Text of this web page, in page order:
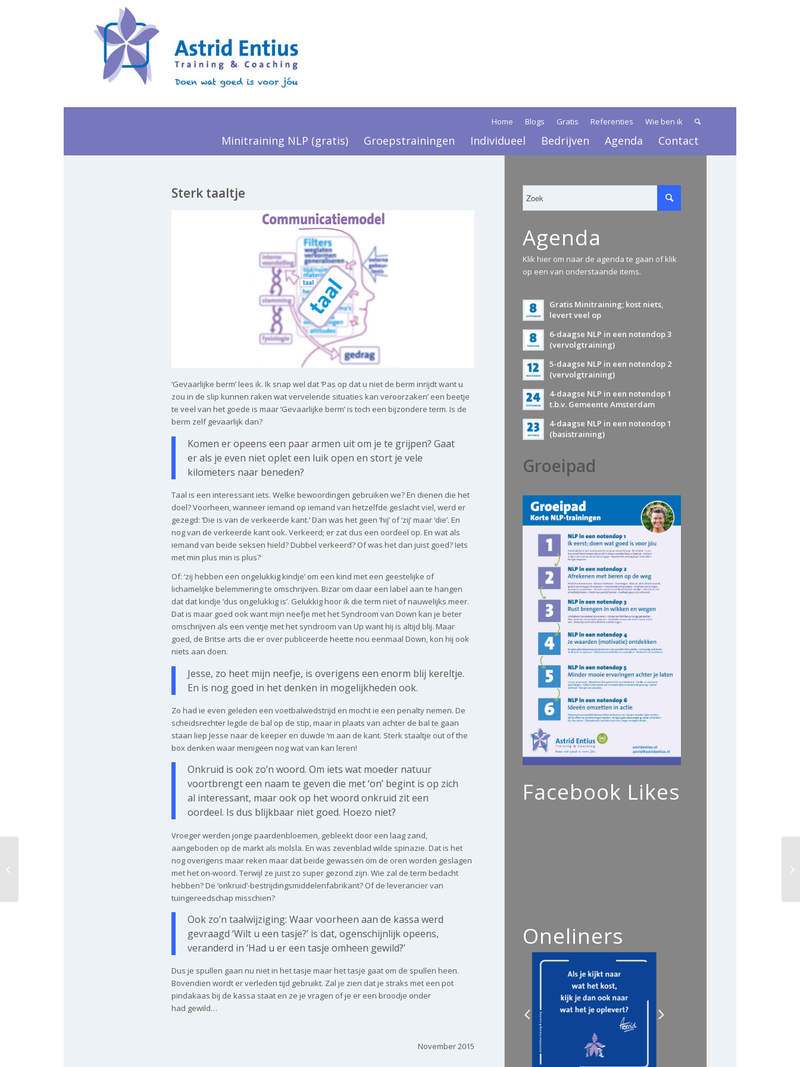
Home Blogs Gratis Referenties Wie ben ik
Minitraining NLP (gratis) Groepstrainingen Individueel Bedrijven Agenda Contact
Sterk taaltje
‘Gevaarlijke berm’ lees ik. Ik snap wel dat ‘Pas op dat u niet de berm inrijdt want u
zou in de slip kunnen raken wat vervelende situaties kan veroorzaken’ een beetje
te veel van het goede is maar ‘Gevaarlijke berm’ is toch een bijzondere term. Is de
berm zelf gevaarlijk dan?
Komen er opeens een paar armen uit om je te grijpen? Gaat
er als je even niet oplet een luik open en stort je vele
kilometers naar beneden?
Taal is een interessant iets. Welke bewoordingen gebruiken we? En dienen die het
doel? Voorheen, wanneer iemand op iemand van hetzelfde geslacht viel, werd er
gezegd: ‘Die is van de verkeerde kant.’ Dan was het geen ‘hij’ of ‘zij’ maar ‘die’. En
nog van de verkeerde kant ook. Verkeerd; er zat dus een oordeel op. En wat als
iemand van beide seksen hield? Dubbel verkeerd? Of was het dan juist goed? Iets
met min plus min is plus?
Of: ‘zij hebben een ongelukkig kindje’ om een kind met een geestelijke of
lichamelijke belemmering te omschrijven. Bizar om daar een label aan te hangen
dat dat kindje ‘dus ongelukkig is’. Gelukkig hoor ik die term niet of nauwelijks meer.
Dat is maar goed ook want mijn neefje met het Syndroom van Down kan je beter
omschrijven als een ventje met het syndroom van Up want hij is altijd blij. Maar
goed, de Britse arts die er over publiceerde heette nou eenmaal Down, kon hij ook
niets aan doen.
Jesse, zo heet mijn neefje, is overigens een enorm blij kereltje.
En is nog goed in het denken in mogelijkheden ook.
Zo had ie even geleden een voetbalwedstrijd en mocht ie een penalty nemen. De
scheidsrechter legde de bal op de stip, maar in plaats van achter de bal te gaan
staan liep Jesse naar de keeper en duwde ‘m aan de kant. Sterk staaltje out of the
box denken waar menigeen nog wat van kan leren!
Onkruid is ook zo’n woord. Om iets wat moeder natuur
voortbrengt een naam te geven die met ‘on’ begint is op zich
al interessant, maar ook op het woord onkruid zit een
oordeel. Is dus blijkbaar niet goed. Hoezo niet?
Vroeger werden jonge paardenbloemen, gebleekt door een laag zand,
aangeboden op de markt als molsla. En was zevenblad wilde spinazie. Dat is het
nog overigens maar reken maar dat beide gewassen om de oren worden geslagen
met het on-woord. Terwijl ze juist zo super gezond zijn. Wie zal de term bedacht
hebben? De ‘onkruid’-bestrijdingsmiddelenfabrikant? Of de leverancier van
tuingereedschap misschien?
Ook zo’n taalwijziging: Waar voorheen aan de kassa werd
gevraagd ‘Wilt u een tasje?’ is dat, ogenschijnlijk opeens,
veranderd in ‘Had u er een tasje omheen gewild?’
Dus je spullen gaan nu niet in het tasje maar het tasje gaat om de spullen heen.
Bovendien wordt er verleden tijd gebruikt. Zal je zien dat je straks met een pot
pindakaas bij de kassa staat en ze je vragen of je er een broodje onder
had gewild…
November 2015
Agenda
Klik hier om naar de agenda te gaan of klik
op een van onderstaande items.
Gratis Minitraining; kost niets,
levert veel op
6-daagse NLP in een notendop 3
(vervolgtraining)
5-daagse NLP in een notendop 2
(vervolgtraining)
4-daagse NLP in een notendop 1
t.b.v. Gemeente Amsterdam
4-daagse NLP in een notendop 1
(basistraining)
Groeipad
Facebook Likes
Oneliners